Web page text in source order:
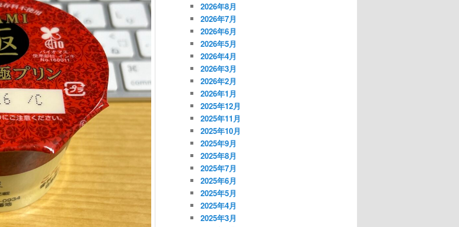
2026年8月
2026年7月
2026年6月
2026年5月
2026年4月
2026年3月
2026年2月
2026年1月
2025年12月
2025年11月
2025年10月
2025年9月
2025年8月
2025年7月
2025年6月
2025年5月
2025年4月
2025年3月